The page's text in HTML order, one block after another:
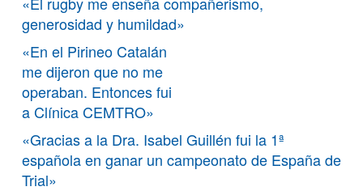
generosidad y humildad»
«En el Pirineo Catalán
me dijeron que no me
operaban. Entonces fui
a Clínica CEMTRO»
«Gracias a la Dra. Isabel Guillén fui la 1ª
española en ganar un campeonato de España de
Trial»